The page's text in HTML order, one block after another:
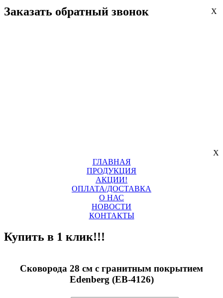
Заказать обратный звонок X
X
ГЛАВНАЯ
ПРОДУКЦИЯ
АКЦИИ!
ОПЛАТА/ДОСТАВКА
О НАС
НОВОСТИ
КОНТАКТЫ
Купить в 1 клик!!!
Сковорода 28 см с гранитным покрытием
Edenberg (EB-4126)